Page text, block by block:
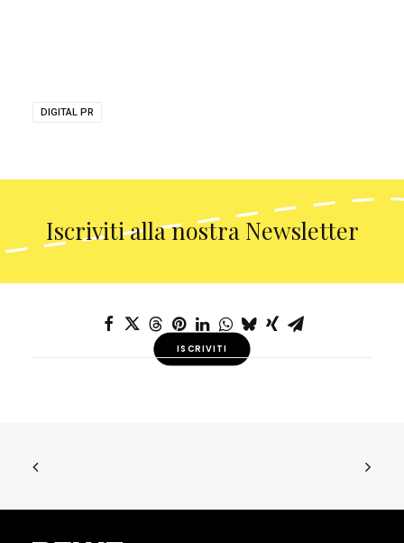
DIGITAL PR
Iscriviti alla nostra Newsletter
ISCRIVITI